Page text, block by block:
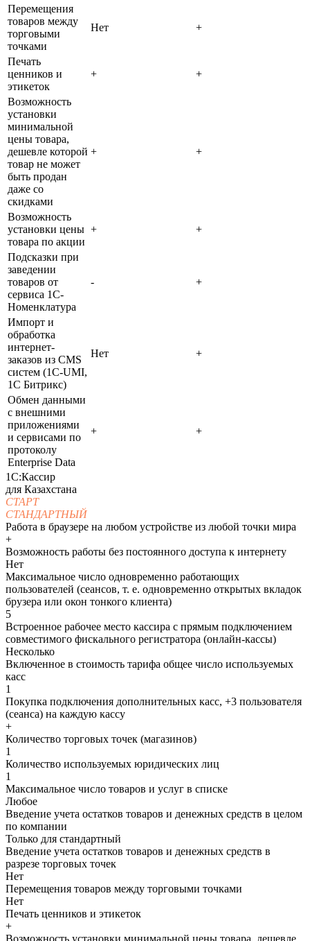
Перемещения
товаров между
торговыми
точками
Нет +
Печать
ценников и
этикеток
+ +
Возможность
установки
минимальной
цены товара,
дешевле которой
товар не может
быть продан
даже со
скидками
+ +
Возможность
установки цены
товара по акции
+ +
Подсказки при
заведении
товаров от
сервиса 1С-
Номенклатура
- +
Импорт и
обработка
интернет-
заказов из CMS
систем (1С-UMI,
1С Битрикс)
Нет +
Обмен данными
с внешними
приложениями
и сервисами по
протоколу
Enterprise Data
+ +
1С:Кассир
для Казахстана
СТАРТ
СТАНДАРТНЫЙ
Работа в браузере на любом устройстве из любой точки мира
+
Возможность работы без постоянного доступа к интернету
Нет
Максимальное число одновременно работающих
пользователей (сеансов, т. е. одновременно открытых вкладок
брузера или окон тонкого клиента)
5
Встроенное рабочее место кассира с прямым подключением
совместимого фискального регистратора (онлайн-кассы)
Несколько
Включенное в стоимость тарифа общее число используемых
касс
1
Покупка подключения дополнительных касс, +3 пользователя
(сеанса) на каждую кассу
+
Количество торговых точек (магазинов)
1
Количество используемых юридических лиц
1
Максимальное число товаров и услуг в списке
Любое
Введение учета остатков товаров и денежных средств в целом
по компании
Только для стандартный
Введение учета остатков товаров и денежных средств в
разрезе торговых точек
Нет
Перемещения товаров между торговыми точками
Нет
Печать ценников и этикеток
+
Возможность установки минимальной цены товара, дешевле